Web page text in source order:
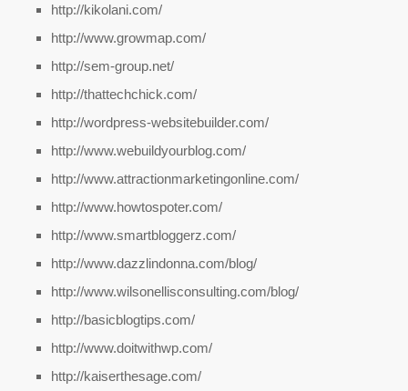
http://kikolani.com/
http://www.growmap.com/
http://sem-group.net/
http://thattechchick.com/
http://wordpress-websitebuilder.com/
http://www.webuildyourblog.com/
http://www.attractionmarketingonline.com/
http://www.howtospoter.com/
http://www.smartbloggerz.com/
http://www.dazzlindonna.com/blog/
http://www.wilsonellisconsulting.com/blog/
http://basicblogtips.com/
http://www.doitwithwp.com/
http://kaiserthesage.com/